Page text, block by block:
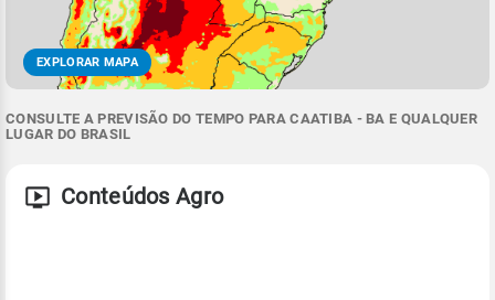
EXPLORAR MAPA
CONSULTE A PREVISÃO DO TEMPO PARA CAATIBA - BA E QUALQUER
LUGAR DO BRASIL
Conteúdos Agro